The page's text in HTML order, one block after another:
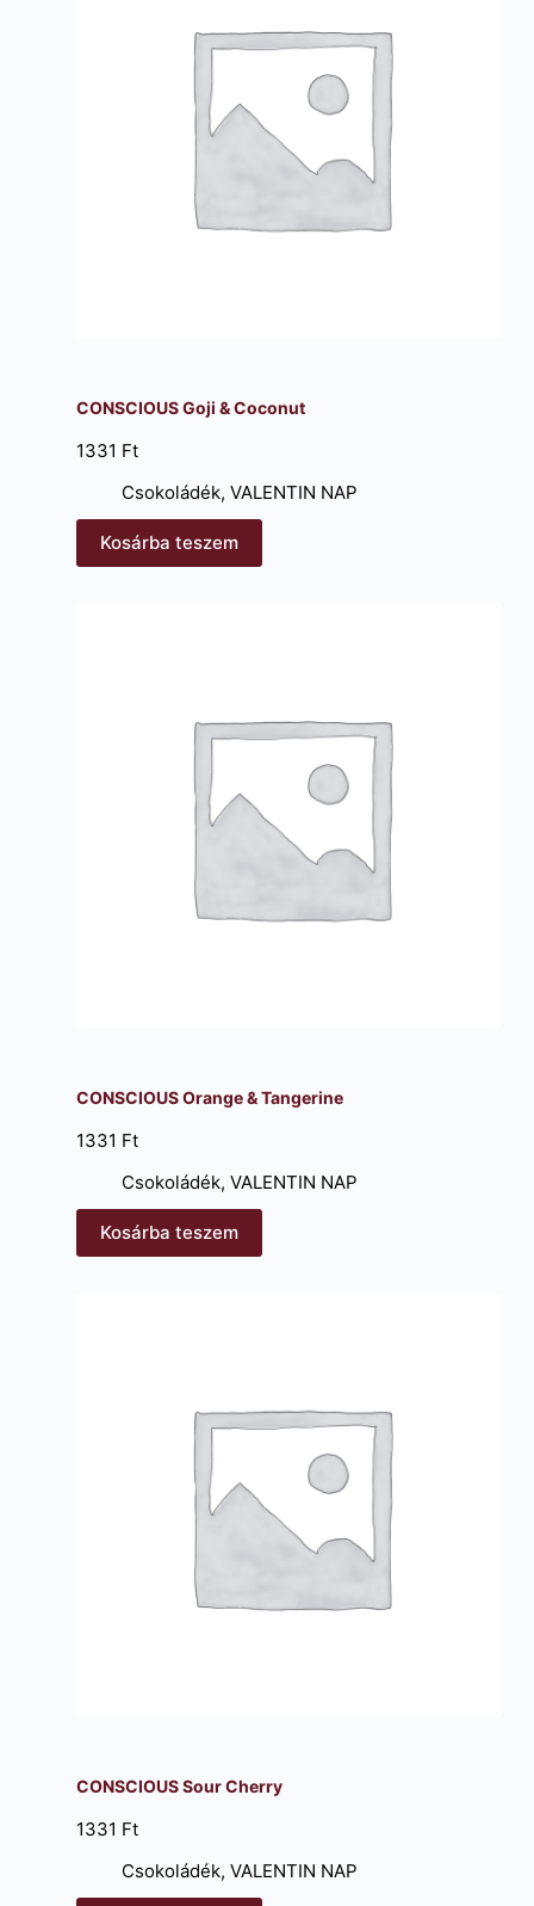
CONSCIOUS Goji & Coconut
1331 Ft
Csokoládék, VALENTIN NAP
Kosárba teszem
CONSCIOUS Orange & Tangerine
1331 Ft
Csokoládék, VALENTIN NAP
Kosárba teszem
CONSCIOUS Sour Cherry
1331 Ft
Csokoládék, VALENTIN NAP